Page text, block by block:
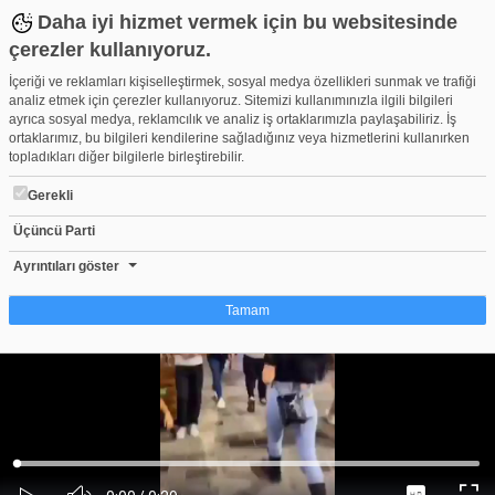
Daha iyi hizmet vermek için bu websitesinde
çerezler kullanıyoruz.
İçeriği ve reklamları kişiselleştirmek, sosyal medya özellikleri sunmak ve trafiği
analiz etmek için çerezler kullanıyoruz. Sitemizi kullanımınızla ilgili bilgileri
ayrıca sosyal medya, reklamcılık ve analiz iş ortaklarımızla paylaşabiliriz. İş
ortaklarımız, bu bilgileri kendilerine sağladığınız veya hizmetlerini kullanırken
topladıkları diğer bilgilerle birleştirebilir.
Gerekli
Üçüncü Parti
Ayrıntıları göster
Tamam
Çerezler, web-sitelerinin, kullanıcıların deneyimlerini daha verimli hale getirmek
amacıyla kullandığı küçük metin dosyalarıdır. Yasalara göre, bu sitenin
işletilmesi için kesinlikle gerekli olan çerezleri cihazınıza yerleştirebiliyoruz.
Diğer çerez türleri için sizden izin almamız gerekiyor. Bu site farklı çerez türleri
kullanmaktadır. Bazı çerezler, sayfalarımızda yer alan üçüncü şahıs hizmetleri
tarafından yerleştirilir. İzniniz şu alanlar için geçerlidir: web.tv
Ses
Yüklendi:
0%
Yükleniyor:
Genç kızların sosyal medya için erkekleri taciz ettikleri